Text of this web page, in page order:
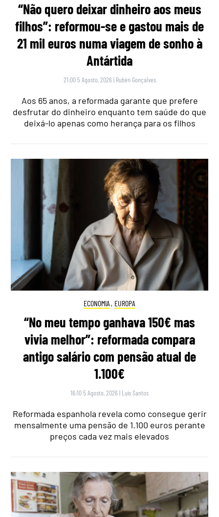
“Não quero deixar dinheiro aos meus
filhos”: reformou-se e gastou mais de
21 mil euros numa viagem de sonho à
Antártida
21:00 5 Agosto, 2026 | Rubén Gonçalves
Aos 65 anos, a reformada garante que prefere
desfrutar do dinheiro enquanto tem saúde do que
deixá-lo apenas como herança para os filhos
ECONOMIA , EUROPA
“No meu tempo ganhava 150€ mas
vivia melhor”: reformada compara
antigo salário com pensão atual de
1.100€
16:10 5 Agosto, 2026 | Luís Santos
Reformada espanhola revela como consegue gerir
mensalmente uma pensão de 1.100 euros perante
preços cada vez mais elevados